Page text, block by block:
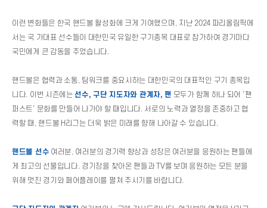
이런 변화들은 한국 핸드볼 활성화에 크게 기여했으며, 지난 2024 파리올림픽에
서는 국 가대표 선수들이 대한민국 유일한 구기종목 대표로 참가하여 경기마다
국민에게 큰 감동을 주었습니다.
핸드볼은 협력과 소통, 팀워크를 중요시하는 대한민국의 대표적인 구기 종목입
니다. 이번 시즌에는선수, 구단 지도자와 관계자, 팬 모두가 함께 하나 되어 ‘팬
퍼스트’ 문화를 만들어 나가야 할 때입니다. 서로의 노력과 열정을 존중하고 협
력할 때, 핸드볼 H리그는 더욱 밝은 미래를 향해 나아갈 수 있습니다.
핸드볼 선수 여러분, 여러분의 경기력 향상과 성장은 여러분을 응원하는 팬들에
게 최고의 선물입니다. 경기장을 찾아온 팬들과 TV를 보며 응원하는 모든 분을
위해 멋진 경기와 페어플레이를 펼쳐 주시기를 바랍니다.